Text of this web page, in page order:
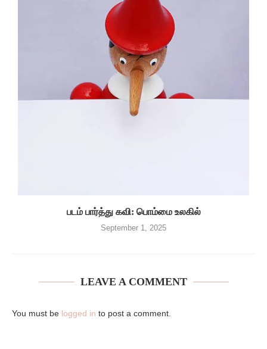
படம் பார்த்து கவி: பொம்மை உலகில்
September 1, 2025
LEAVE A COMMENT
You must be logged in to post a comment.